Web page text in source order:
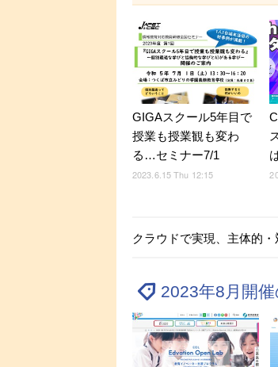
GIGAスクール5年目で
授業も授業観も変わ
る…セミナー7/1
2023.6.15 Thu 12:15
クラウドで実現、主体的
2023年8月開